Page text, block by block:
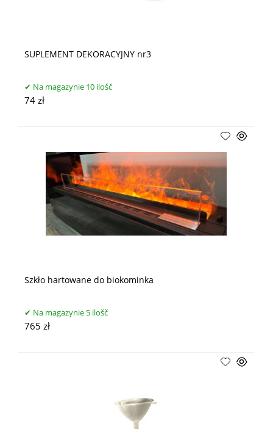
SUPLEMENT DEKORACYJNY nr3
Na magazynie 10 ilošč
74 zł
Szkło hartowane do biokominka
Na magazynie 5 ilošč
765 zł